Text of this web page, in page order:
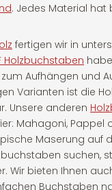
. Jedes Material hat
fertigen wir in
Holzbuchstaben
Aufhängen und
Varianten ist die
Unsere anderen
Mahagoni, Pappel
Maserung auf
suchen,
Wir bieten Ihnen
Buchstaben